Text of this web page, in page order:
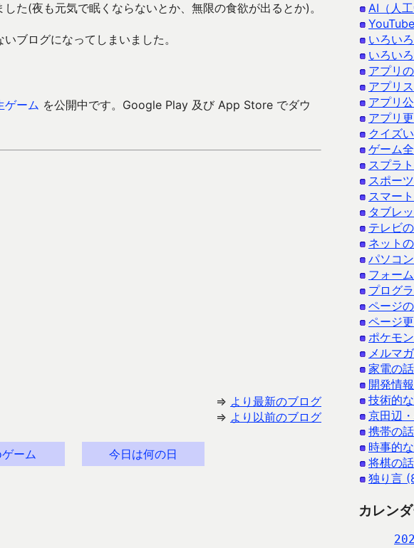
た(夜も元気で眠くならないとか、無限の食欲が出るとか)。
ブログになってしまいました。
ゲーム を公開中です。Google Play 及び App Store でダウ
⇒ より最新のブログ
⇒ より以前のブログ
ーム 今日は何の日
AI（人
いろい
いろい
アプリ
アプリ
アプリ
アプリ
クイズ
ゲーム
スプラ
スポー
スマー
タブレ
テレビ
ネット
パソコ
フォー
プログ
ページ
ページ
ポケモ
メルマ
家電の
開発情
技術的
京田辺
携帯の
時事的
将棋の
独り言
カレン